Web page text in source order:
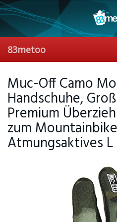
Skip
to
content
83metoo
Muc-Off Camo
Handschuhe,
Premium
zum
Atmungsaktives L